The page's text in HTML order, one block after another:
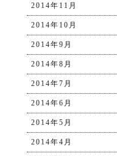
2014年11月
2014年10月
2014年9月
2014年8月
2014年7月
2014年6月
2014年5月
2014年4月